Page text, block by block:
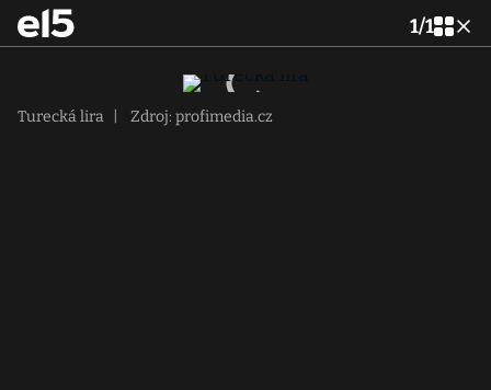
1/1
Turecká lira Zdroj: profimedia.cz